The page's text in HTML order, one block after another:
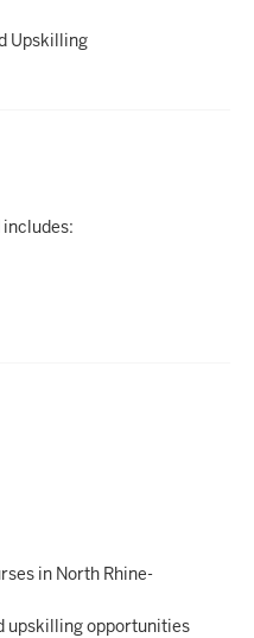
Upskilling
in North Rhine-
upskilling opportunities